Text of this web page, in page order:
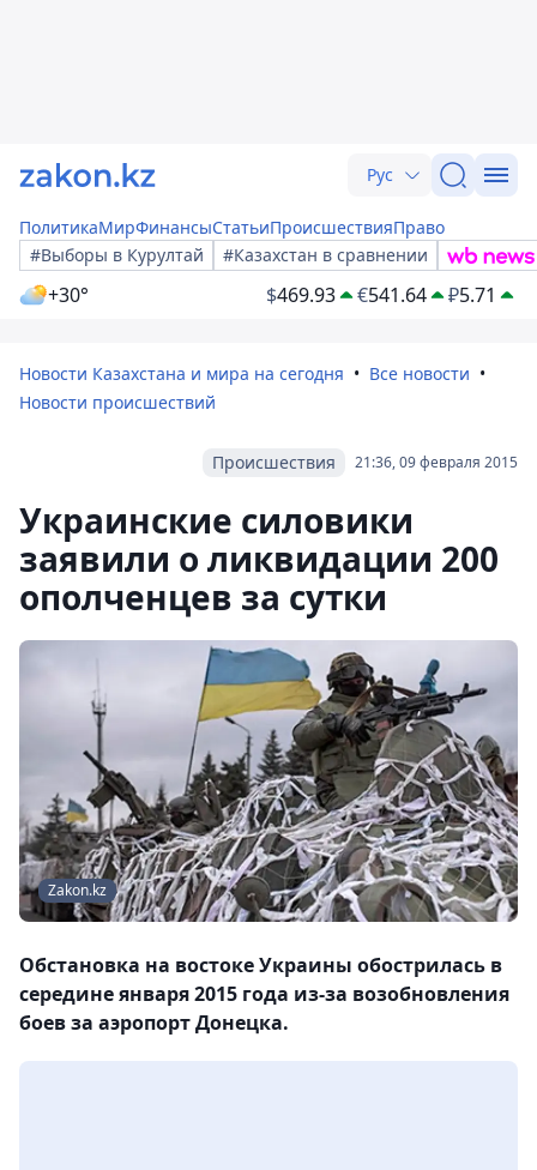
Рус
ПолитикаМирФинансыСтатьиПроисшествияПраво
#Выборы в Курултай
#Казахстан в сравнении
+30° $469.93 €541.64 ₽5.71
Новости Казахстана и мира на сегодня
Все новости
Новости происшествий
21:36, 09 февраля 2015
Происшествия
Украинские силовики
заявили о ликвидации 200
ополченцев за сутки
Zakon.kz
Обстановка на востоке Украины обострилась в
середине января 2015 года из-за возобновления
боев за аэропорт Донецка.